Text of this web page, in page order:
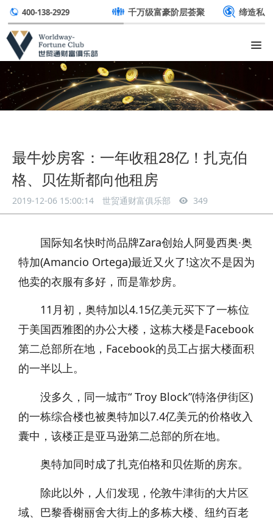
400-138-2929 千万级富豪阶层荟聚 缔造私
最牛炒房客：一年收租28亿！扎克伯
格、贝佐斯都向他租房
2019-12-06 15:00:14 世贸通财富俱乐部 349
国际知名快时尚品牌Zara创始人阿曼西奥·奥
特加(Amancio Ortega)最近又火了!这次不是因为
他卖的衣服有多好，而是靠炒房。
11月初，奥特加以4.15亿美元买下了一栋位
于美国西雅图的办公大楼，这栋大楼是Facebook
第二总部所在地，Facebook的员工占据大楼面积
的一半以上。
没多久，同一城市“ Troy Block”(特洛伊街区)
的一栋综合楼也被奥特加以7.4亿美元的价格收入
囊中，该楼正是亚马逊第二总部的所在地。
奥特加同时成了扎克伯格和贝佐斯的房东。
除此以外，人们发现，伦敦牛津街的大片区
域、巴黎香榭丽舍大街上的多栋大楼、纽约百老